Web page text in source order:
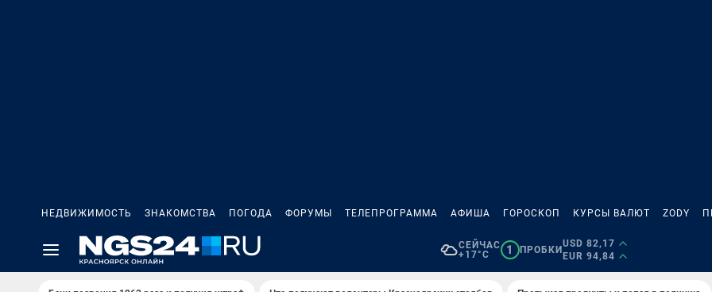
НЕДВИЖИМОСТЬ ЗНАКОМСТВА ПОГОДА ФОРУМЫ ТЕЛЕПРОГРАММА АФИША ГОРОСКОП КУРСЫ ВАЛЮТ ZODY
СЕЙЧАС
+17°C
1 ПРОБКИ
USD 82,17
EUR 94,84